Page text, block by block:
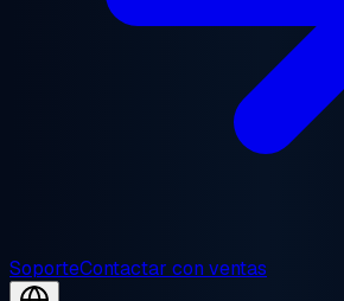
SoporteContactar con ventas